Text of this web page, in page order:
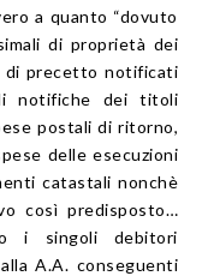
a quanto “dovuto
di proprietà dei
di precetto notificati
notifiche dei titoli
postali di ritorno,
delle esecuzioni
catastali nonchè
così predisposto…
i singoli debitori
A.A. conseguenti